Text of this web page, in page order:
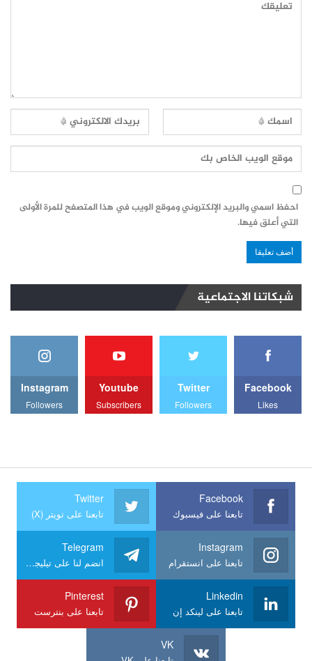
احفظ اسمي والبريد الإلكتروني وموقع الويب في هذا المتصفح للمرة الأولى
التي أعلق فيها.
شبكاتنا الاجتماعية
Facebook
Likes
Twitter
Followers
Youtube
Subscribers
Instagram
Followers
Facebook
تابعنا على فيسبوك
Twitter
تابعنا على تويتر (X)
Instagram
تابعنا على انستقرام
Telegram
انضم لنا على تيليجرام
Linkedin
تابعنا على لينكد إن
Pinterest
تابعنا على بنترست
VK